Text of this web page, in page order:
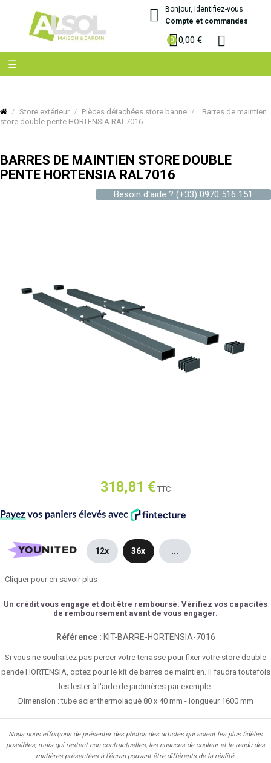
Bonjour, Identifiez-vous
Compte et commandes
0,00 €
Basculer
la
☰
Store extérieur Pièces détachées store banne
Barres de maintien
store double pente HORTENSIA RAL7016
BARRES DE MAINTIEN STORE DOUBLE
PENTE HORTENSIA RAL7016
Besoin d'aide ? (+33) 0970 516 151
318,81 € TTC
12x 36x ...
Cliquer pour en savoir plus
Un crédit vous engage et doit être remboursé. Vérifiez vos capacités
de remboursement avant de vous engager.
Référence : KIT-BARRE-HORTENSIA-7016
Si vous ne souhaitez pas percer votre terrasse pour fixer votre store double
pende HORTENSIA, optez pour le kit de barres de maintien. Il faudra toutefois
les lester à l'aide de jardinières par exemple.
Dimension : tube acier thermolaqué 80 x 40 mm - longueur 1600 mm
Nous nous efforçons de présenter des photos des articles qui soient les plus fidèles
possibles, mais qui restent non contractuelles, les nuances de couleur et le rendu des
matières présentées à l’écran pouvant être différents de la réalité.